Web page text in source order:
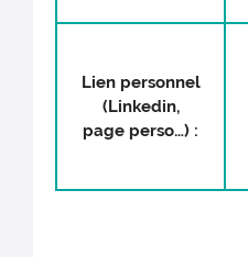
Lien personnel
(Linkedin,
page perso…) :